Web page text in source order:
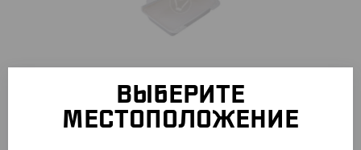
Ланч-бокс с крышкой 825 мл.
ВЫБЕРИТЕ
МЕСТОПОЛОЖЕНИЕ